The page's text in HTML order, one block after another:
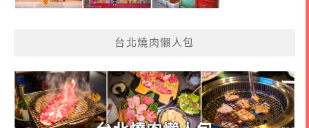
台北燒肉懶人包